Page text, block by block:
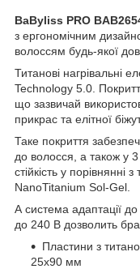
BaByliss PRO
з ергономічним
волоссям будь-якої
Титанові нагрівальні
Technology 5.0.
що зазвичай
прикрас та елітної
Таке покриття
до волосся, а також у 3
стійкість у
NanoTitanium Sol-Gel.
А система адаптації
до 240 В дозволить
Пластини з
25х90 мм